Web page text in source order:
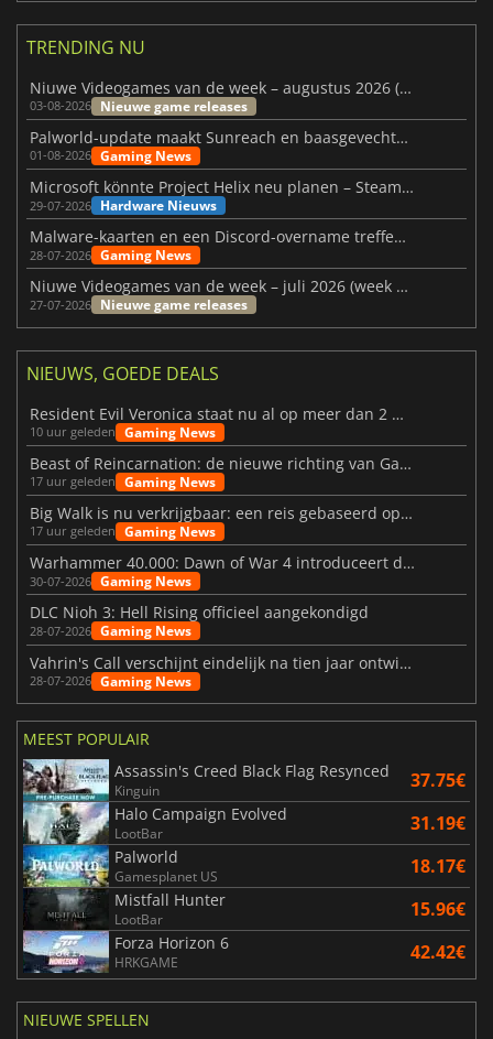
TRENDING NU
Niuwe Videogames van de week – augustus 2026 (week 32)
03-08-2026 Nieuwe game releases
Palworld-update maakt Sunreach en baasgevechten stabieler
01-08-2026 Gaming News
Microsoft könnte Project Helix neu planen – Steam-Support wackelt
29-07-2026 Hardware Nieuws
Malware-kaarten en een Discord-overname treffen Meccha Chameleon
28-07-2026 Gaming News
Niuwe Videogames van de week – juli 2026 (week 31)
27-07-2026 Nieuwe game releases
NIEUWS, GOEDE DEALS
Resident Evil Veronica staat nu al op meer dan 2 miljoen verlanglijstjes
10 uur geleden Gaming News
Beast of Reincarnation: de nieuwe richting van Game Freak
17 uur geleden Gaming News
Big Walk is nu verkrijgbaar: een reis gebaseerd op vriendschap
17 uur geleden Gaming News
Warhammer 40.000: Dawn of War 4 introduceert de Necron-factie
30-07-2026 Gaming News
DLC Nioh 3: Hell Rising officieel aangekondigd
28-07-2026 Gaming News
Vahrin's Call verschijnt eindelijk na tien jaar ontwikkeling
28-07-2026 Gaming News
MEEST POPULAIR
Assassin's Creed Black Flag Resynced
Kinguin 37.75€
Halo Campaign Evolved
LootBar 31.19€
Palworld
Gamesplanet US 18.17€
Mistfall Hunter
LootBar 15.96€
Forza Horizon 6
HRKGAME 42.42€
NIEUWE SPELLEN